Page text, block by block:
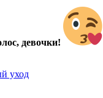
девочки!
уход